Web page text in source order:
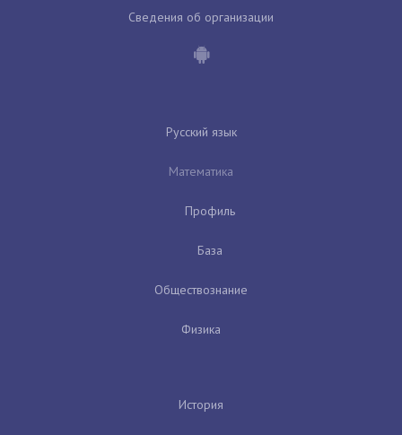
Сведения об организации
Русский язык
Математика
Профиль
База
Обществознание
Физика
История